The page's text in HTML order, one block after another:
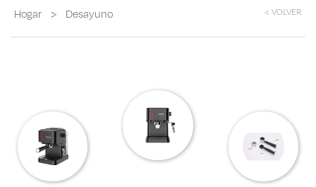
Hogar > Desayuno < VOLVER